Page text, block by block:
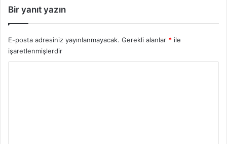
Bir yanıt yazın
E-posta adresiniz yayınlanmayacak. Gerekli alanlar * ile
işaretlenmişlerdir